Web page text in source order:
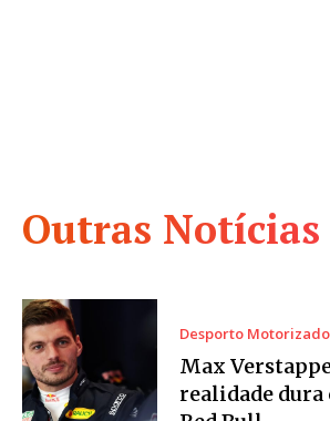
Outras Notícias
Desporto Motorizado
Max
realidade